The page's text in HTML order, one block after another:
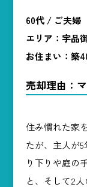
60代 / ご夫婦
エリア：宇品
お住まい：築
売却理由：
住み慣れた家
たが、主人が
り下りや庭の
と、そして2